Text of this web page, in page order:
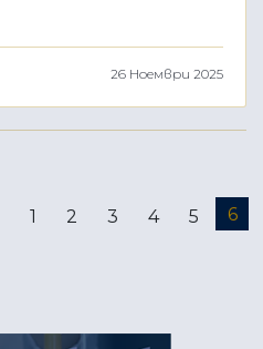
26 Ноември 2025
1 2 3 4 5 6